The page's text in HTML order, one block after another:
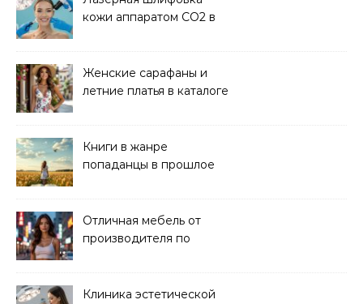
кожи аппаратом CO2 в
Женские сарафаны и
летние платья в каталоге
Книги в жанре
попаданцы в прошлое
Отличная мебель от
производителя по
Клиника эстетической